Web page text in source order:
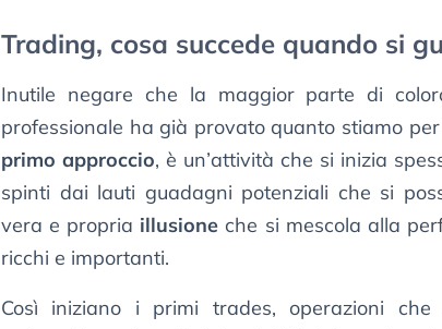
Trading, cosa succede quando si
Inutile negare che la maggior parte di
professionale ha già provato quanto stiamo
primo approccio, è un’attività che si inizia
spinti dai lauti guadagni potenziali che si
vera e propria illusione che si mescola alla
ricchi e importanti.
Così iniziano i primi trades, operazioni